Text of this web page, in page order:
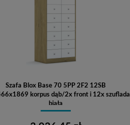
Szafa Blox Base 70 5PP 2F2 12SB
korpus dąb/2x front i 12x szuflada
biała